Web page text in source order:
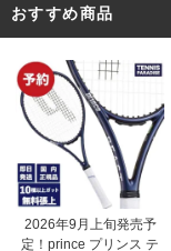
おすすめ商品
2026年9月上旬発売予
定！prince プリンス テ